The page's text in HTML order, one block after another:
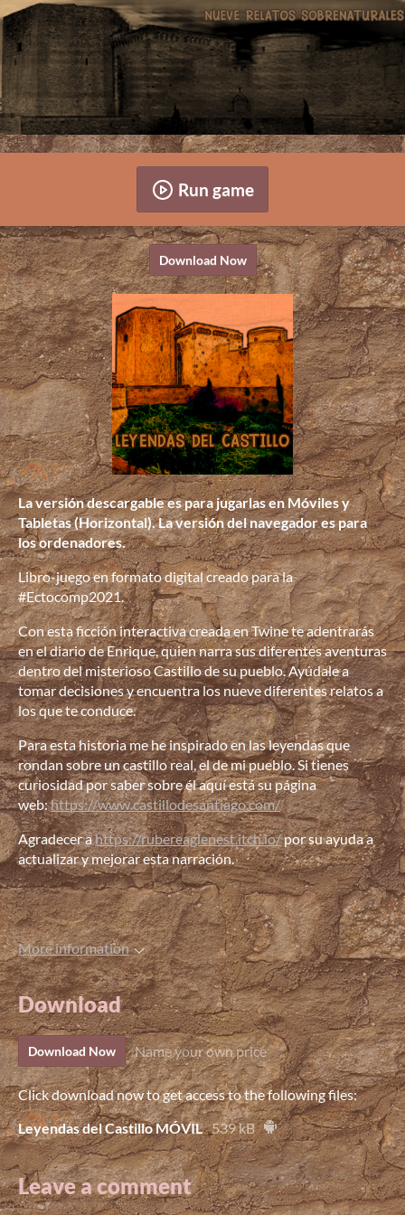
Run game
Download Now
La versión descargable es para jugarlas en Móviles y
Tabletas (Horizontal). La versión del navegador es para
los ordenadores.
Libro-juego en formato digital creado para la
#Ectocomp2021.
Con esta ficción interactiva creada en Twine te adentrarás
en el diario de Enrique, quien narra sus diferentes aventuras
dentro del misterioso Castillo de su pueblo. Ayúdale a
tomar decisiones y encuentra los nueve diferentes relatos a
los que te conduce.
Para esta historia me he inspirado en las leyendas que
rondan sobre un castillo real, el de mi pueblo. Si tienes
curiosidad por saber sobre él aquí está su página
web:https://www.castillodesantiago.com/
Agradecer ahttps://rubereaglenest.itch.io/por su ayuda a
actualizar y mejorar esta narración.
More information
Download
Download Now Name your own price
Click download now to get access to the following files:
Leyendas del Castillo MÓVIL 539 kB
Leave a comment